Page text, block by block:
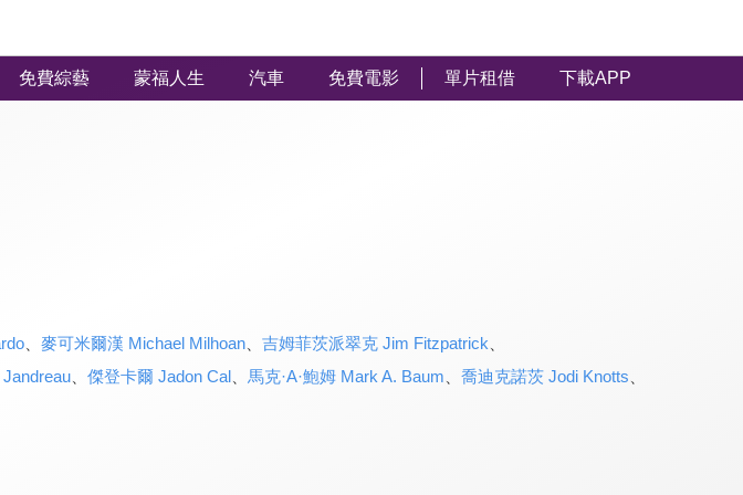
免費綜藝 蒙福人生 汽車 免費電影 單片租借 下載APP
、 麥可米爾漢 Michael Milhoan、 吉姆菲茨派翠克 Jim Fitzpatrick
、 傑登卡爾 Jadon Cal、 馬克·A·鮑姆 Mark A. Baum 喬迪克諾茨 Jodi Knotts